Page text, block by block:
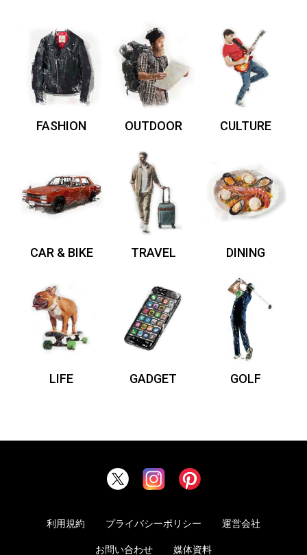
FASHION OUTDOOR CULTURE
CAR & BIKE TRAVEL DINING
LIFE GADGET GOLF
利用規約 プライバシーポリシー 運営会社
お問い合わせ 媒体資料